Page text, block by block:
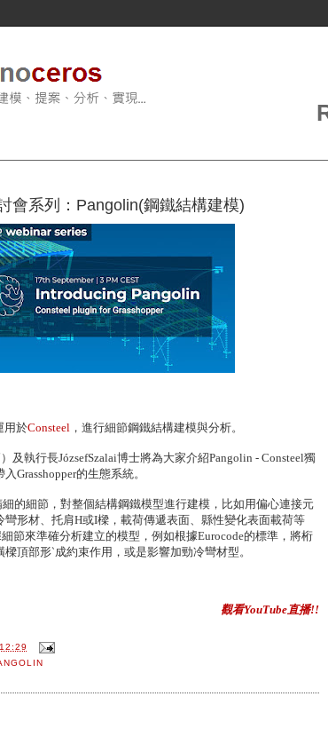
會系列：Pangolin(鋼鐵結構建模)
用於Consteel ，進行細節鋼鐵結構建模與分析。
及執行長JózsefSzalai博士將為大家介紹Pangolin - Consteel獨
Grasshopper的生態系統。
的細節，對整個結構鋼鐵模型進行建模，比如用偏心連接元
彎形材、托肩H或I樑，載荷傳遞表面、縣性變化表面載荷等
節來準確分析建立的模型，例如根據Eurocode的標準，將桁
頂部形‵成約束作用，或是影響加勁冷彎材型。
觀看YouTube直播!!